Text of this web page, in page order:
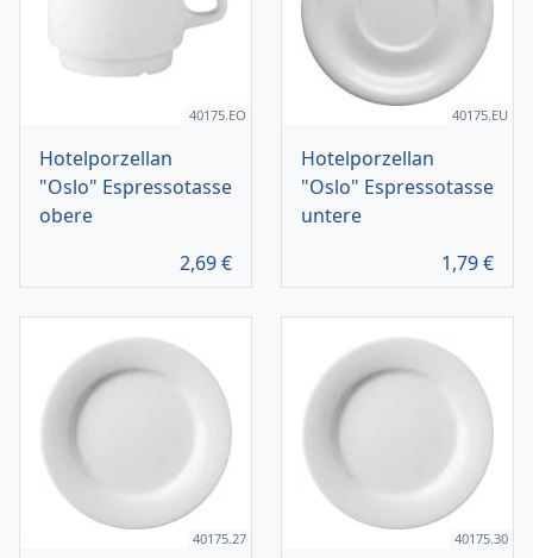
40175.EO
Hotelporzellan
"Oslo" Espressotasse
obere
2,69€
40175.EU
Hotelporzellan
"Oslo" Espressotasse
untere
1,79€
40175.27 40175.30